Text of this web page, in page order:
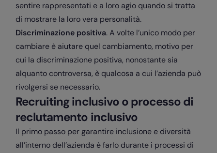
sentire rappresentati e a loro agio quando si tratta
di mostrare la loro vera personalità.
Discriminazione positiva. A volte l’unico modo per
cambiare è aiutare quel cambiamento, motivo per
cui la discriminazione positiva, nonostante sia
alquanto controversa, è qualcosa a cui l’azienda può
rivolgersi se necessario.
Recruiting inclusivo o processo di
reclutamento inclusivo
Il primo passo per garantire inclusione e diversità
all’interno dell’azienda è farlo durante i processi di